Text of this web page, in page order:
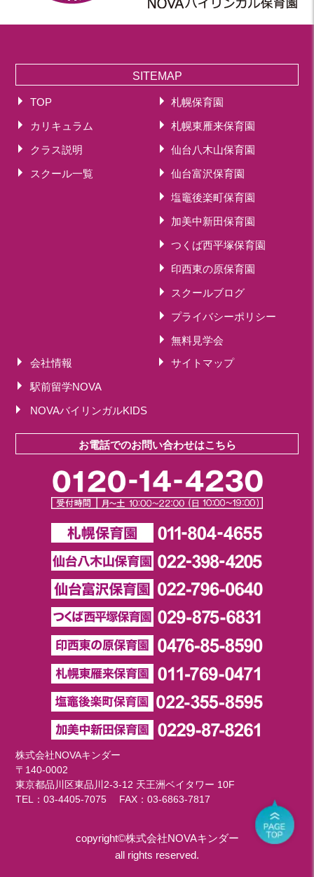
SITEMAP
TOP
カリキュラム
クラス説明
スクール一覧
札幌保育園
札幌東雁来保育園
仙台八木山保育園
仙台富沢保育園
塩竈後楽町保育園
加美中新田保育園
つくば西平塚保育園
印西東の原保育園
スクールブログ
プライバシーポリシー
無料見学会
会社情報
サイトマップ
駅前留学NOVA
NOVAバイリンガルKIDS
お電話でのお問い合わせはこちら
株式会社NOVAキンダー
〒140-0002
東京都品川区東品川2-3-12 天王洲ベイタワー 10F
TEL：03-4405-7075 FAX：03-6863-7817
copyright©株式会社NOVAキンダー
all rights reserved.